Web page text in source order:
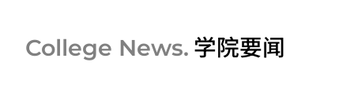
College News. 学院要闻